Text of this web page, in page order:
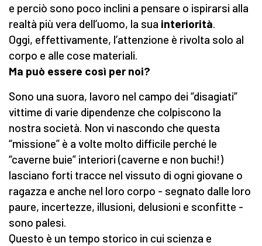
e perciò sono poco inclini a pensare o ispirarsi alla
realtà più vera dell’uomo, la sua interiorità.
Oggi, effettivamente, l’attenzione è rivolta solo al
corpo e alle cose materiali.
Ma può essere così per noi?
Sono una suora, lavoro nel campo dei “disagiati”
vittime di varie dipendenze che colpiscono la
nostra società. Non vi nascondo che questa
“missione” è a volte molto difficile perché le
“caverne buie” interiori (caverne e non buchi!)
lasciano forti tracce nel vissuto di ogni giovane o
ragazza e anche nel loro corpo - segnato dalle loro
paure, incertezze, illusioni, delusioni e sconfitte -
sono palesi.
Questo è un tempo storico in cui scienza e